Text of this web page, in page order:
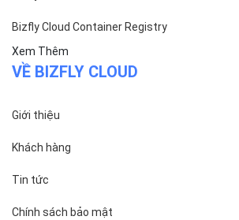
Hướng dẫn thanh toán
Cách tính phí và gói cước